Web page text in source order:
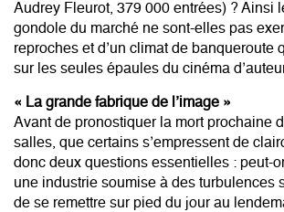
Audrey Fleurot, 379 000 entrées) ? Ainsi
gondole du marché ne sont-elles pas
reproches et d’un climat de banqueroute
sur les seules épaules du cinéma
« La grande fabrique de l’image »
Avant de pronostiquer la mort prochaine
salles, que certains s’empressent de
donc deux questions essentielles : peut-
une industrie soumise à des turbulences
de se remettre sur pied du jour au